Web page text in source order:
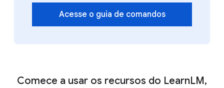
Acesse o guia de comandos
Comece a usar os recursos do LearnLM,